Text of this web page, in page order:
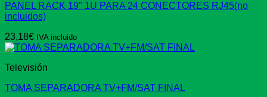
PANEL RACK 19″ 1U PARA 24 CONECTORES RJ45(no
incluidos)
23,18€ IVA incluido
Televisión
TOMA SEPARADORA TV+FM/SAT FINAL